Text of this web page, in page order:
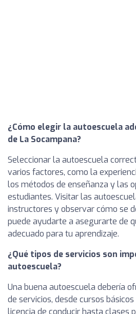
¿Cómo elegir la autoescuela
de La Socampana?
Seleccionar la autoescuela
varios factores, como la
los métodos de enseñanza y las
estudiantes. Visitar las
instructores y observar cómo se
puede ayudarte a asegurarte de
adecuado para tu aprendizaje.
¿Qué tipos de servicios son
autoescuela?
Una buena autoescuela debería
de servicios, desde cursos
licencia de conducir hasta clases